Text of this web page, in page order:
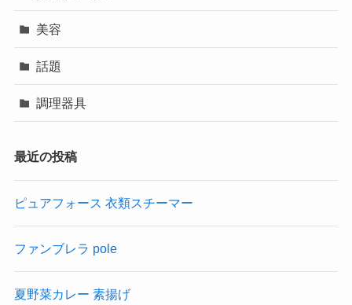
美容
話題
調理器具
最近の投稿
ピュアフォース 衣類スチーマー
ファンブレラ pole
夏野菜カレー 素揚げ